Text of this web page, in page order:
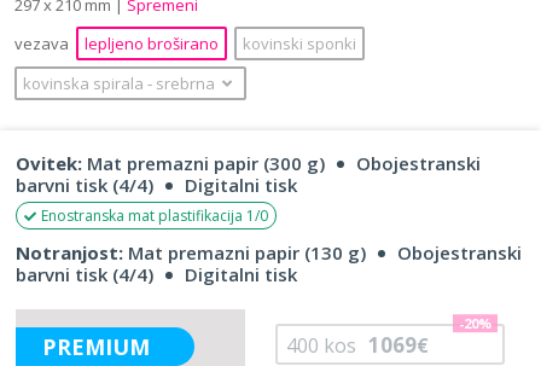
Išči
297 x 210 mm | Spremeni
vezava
lepljeno broširano
kovinski sponki
kovinska spirala ‐ srebrna
Ovitek: Mat premazni papir (300 g)
Obojestranski
barvni tisk (4/4)
Digitalni tisk
Enostranska mat plastifikacija 1/0
Notranjost: Mat premazni papir (130 g)
Obojestranski
barvni tisk (4/4)
Digitalni tisk
PREMIUM 400 kos 1069€
-20%